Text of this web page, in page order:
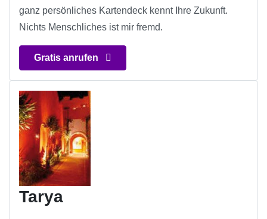
ganz persönliches Kartendeck kennt Ihre Zukunft.
Nichts Menschliches ist mir fremd.
Gratis anrufen
Tarya